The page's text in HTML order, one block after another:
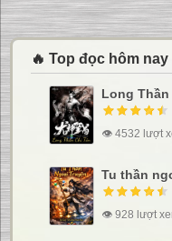
🔥 Top đọc hôm nay
Long Thần
👁 4532 lượt
Tu thần
👁 928 lượt